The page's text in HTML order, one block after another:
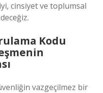
cinsiyet ve toplumsal
Kodu
vazgeçilmez bir